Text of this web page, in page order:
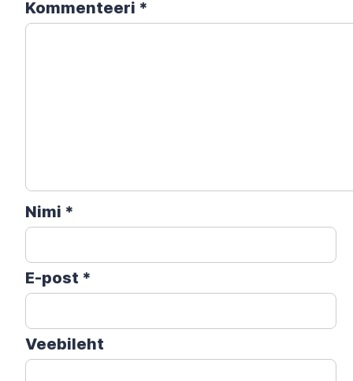
Kommenteeri *
Nimi *
E-post *
Veebileht